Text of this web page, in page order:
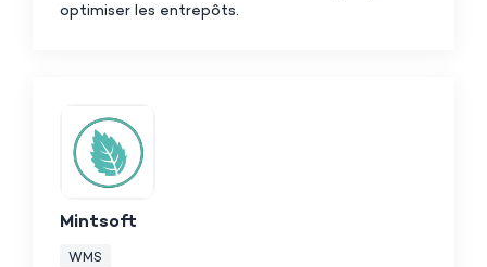
optimiser les entrepôts.
Mintsoft
WMS